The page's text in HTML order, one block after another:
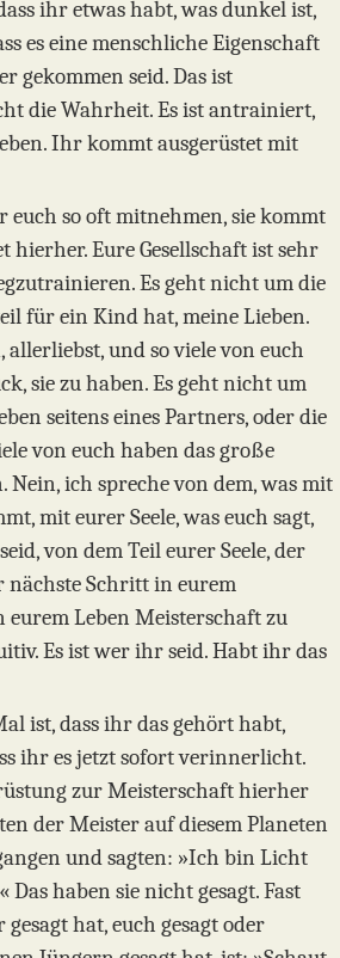
ihr etwas habt, was dunkel ist,
es eine menschliche Eigenschaft
gekommen seid. Das ist
die Wahrheit. Es ist antrainiert,
Ihr kommt ausgerüstet mit
euch so oft mitnehmen, sie kommt
hierher. Eure Gesellschaft ist sehr
Es geht nicht um die
für ein Kind hat, meine Lieben.
und so viele von euch
sie zu haben. Es geht nicht um
seitens eines Partners, oder die
von euch haben das große
Nein, ich spreche von dem, was mit
mit eurer Seele, was euch sagt,
von dem Teil eurer Seele, der
nächste Schritt in eurem
eurem Leben Meisterschaft zu
Es ist wer ihr seid. Habt ihr das
ist, dass ihr das gehört habt,
ihr es jetzt sofort verinnerlicht.
zur Meisterschaft hierher
der Meister auf diesem Planeten
und sagten: »Ich bin Licht
haben sie nicht gesagt. Fast
hat, euch gesagt oder